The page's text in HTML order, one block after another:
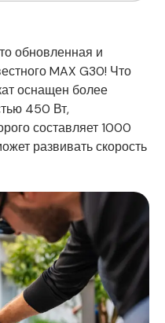
обновленная и
MAX G30! Что
оснащен более
450 Вт,
составляет 1000
развивать скорость